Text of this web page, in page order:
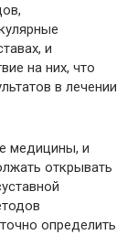
и
на них, что
в лечении
медицины, и
открывать
определить